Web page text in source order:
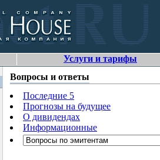
Услуги и тарифы
Вопросы и ответы
Последние 5
Прогнозы на будущее
О дивидендах
Информационные